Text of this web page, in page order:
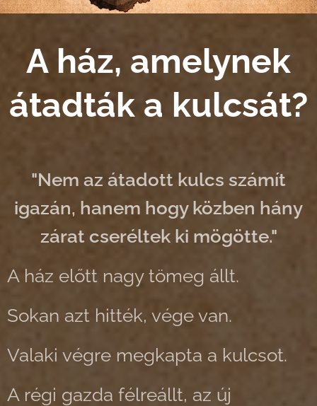
A ház, amelynek
átadták a kulcsát?
"Nem az átadott kulcs számít
igazán, hanem hogy közben hány
zárat cseréltek ki mögötte."
A ház előtt nagy tömeg állt.
Sokan azt hitték, vége van.
Valaki végre megkapta a kulcsot.
A régi gazda félreállt, az új